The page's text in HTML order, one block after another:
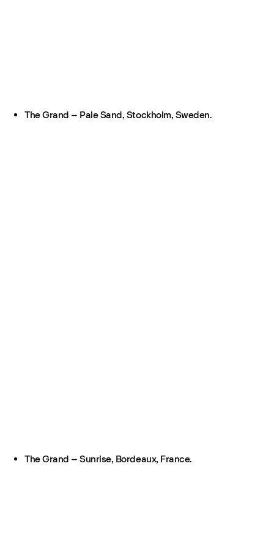
The Grand – Pale Sand, Stockholm, Sweden.
The Grand – Sunrise, Bordeaux, France.